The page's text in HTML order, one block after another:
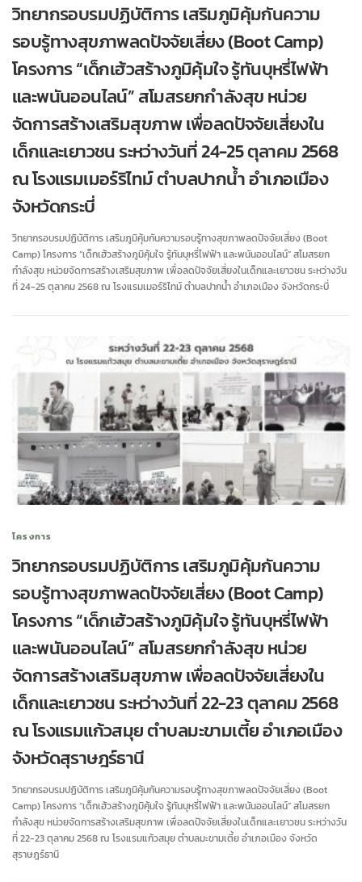
วิทยากรอบรมปฏิบัติการ เสริมภูมิคุ้มกันความ
รอบรู้ทางสุขภาพลดปัจจัยเสี่ยง (Boot Camp)
โครงการ “เด็กเฮ้วสร้างภูมิคุ้มใจ รู้ทันบุหรี่ไฟฟ้า
และพนันออนไลน์” สโมสรยกกำลังสุข หน่วย
จัดการสร้างเสริมสุขภาพ เพื่อลดปัจจัยเสี่ยงใน
เด็กและเยาวชน ระหว่างวันที่ 24-25 ตุลาคม 2568
ณ โรงแรมเมอร์ริไทม์ ตำบลปากน้ำ อำเภอเมือง
จังหวัดกระบี่
วิทยากรอบรมปฏิบัติการ เสริมภูมิคุ้มกันความรอบรู้ทางสุขภาพลดปัจจัยเสี่ยง (Boot
Camp) โครงการ “เด็กเฮ้วสร้างภูมิคุ้มใจ รู้ทันบุหรี่ไฟฟ้า และพนันออนไลน์” สโมสรยก
กำลังสุข หน่วยจัดการสร้างเสริมสุขภาพ เพื่อลดปัจจัยเสี่ยงในเด็กและเยาวชน ระหว่างวัน
ที่ 24-25 ตุลาคม 2568 ณ โรงแรมเมอร์ริไทม์ ตำบลปากน้ำ อำเภอเมือง จังหวัดกระบี่
โครงการ
วิทยากรอบรมปฏิบัติการ เสริมภูมิคุ้มกันความ
รอบรู้ทางสุขภาพลดปัจจัยเสี่ยง (Boot Camp)
โครงการ “เด็กเฮ้วสร้างภูมิคุ้มใจ รู้ทันบุหรี่ไฟฟ้า
และพนันออนไลน์” สโมสรยกกำลังสุข หน่วย
จัดการสร้างเสริมสุขภาพ เพื่อลดปัจจัยเสี่ยงใน
เด็กและเยาวชน ระหว่างวันที่ 22-23 ตุลาคม 2568
ณ โรงแรมแก้วสมุย ตำบลมะขามเตี้ย อำเภอเมือง
จังหวัดสุราษฎร์ธานี
วิทยากรอบรมปฏิบัติการ เสริมภูมิคุ้มกันความรอบรู้ทางสุขภาพลดปัจจัยเสี่ยง (Boot
Camp) โครงการ “เด็กเฮ้วสร้างภูมิคุ้มใจ รู้ทันบุหรี่ไฟฟ้า และพนันออนไลน์” สโมสรยก
กำลังสุข หน่วยจัดการสร้างเสริมสุขภาพ เพื่อลดปัจจัยเสี่ยงในเด็กและเยาวชน ระหว่างวัน
ที่ 22-23 ตุลาคม 2568 ณ โรงแรมแก้วสมุย ตำบลมะขามเตี้ย อำเภอเมือง จังหวัด
สุราษฎร์ธานี